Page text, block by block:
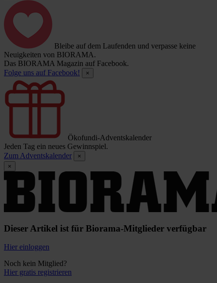
Bleibe auf dem Laufenden und verpasse keine
Neuigkeiten von BIORAMA.
Das BIORAMA Magazin auf Facebook.
Folge uns auf Facebook!
×
Ökofundi-Adventskalender
Jeden Tag ein neues Gewinnspiel.
Zum Adventskalender
×
×
Dieser Artikel ist für Biorama-Mitglieder verfügbar
Hier einloggen
Noch kein Mitglied?
Hier gratis registrieren